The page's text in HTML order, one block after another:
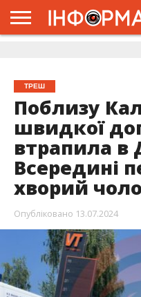
ТРЕШ
Поблизу
швидкої
втрапила в
Всередині
хворий
Опубліковано 13.07.2024